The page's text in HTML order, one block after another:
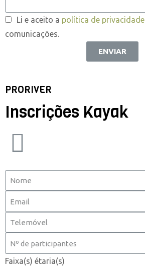
Li e aceito a política de privacidade
comunicações.
ENVIAR
PRORIVER
Inscrições Kayak
Faixa(s) étaria(s)